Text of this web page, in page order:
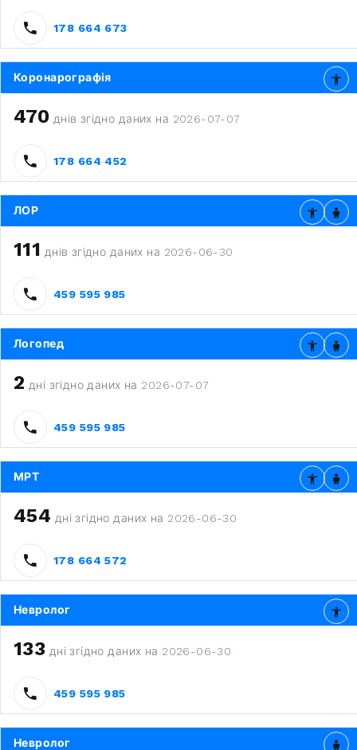
178 664 673
Коронарографія
470 днів згідно даних на 2026-07-07
178 664 452
ЛОР
111 днів згідно даних на 2026-06-30
459 595 985
Логопед
2 дні згідно даних на 2026-07-07
459 595 985
МРТ
454 дні згідно даних на 2026-06-30
178 664 572
Невролог
133 дні згідно даних на 2026-06-30
459 595 985
Невролог